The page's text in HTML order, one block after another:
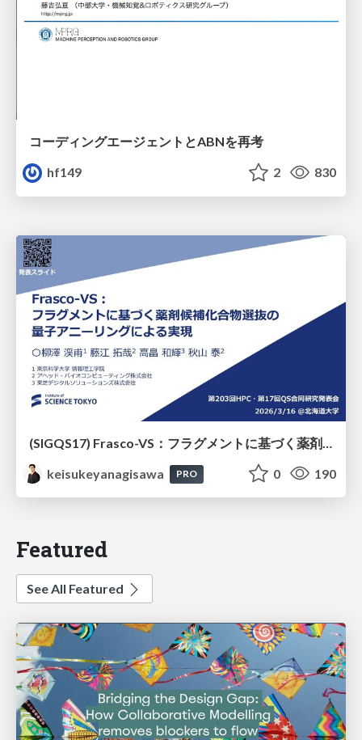
コーディングエージェントとABNを再考
hf149
2 830
keisukeyanagisawa
PRO 0 190
Featured
See All Featured